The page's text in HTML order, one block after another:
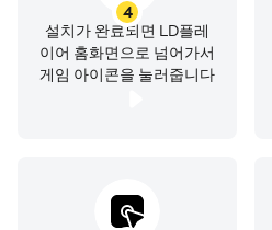
4
설치가 완료되면 LD플레
이어 홈화면으로 넘어가서
게임 아이콘을 눌러줍니다